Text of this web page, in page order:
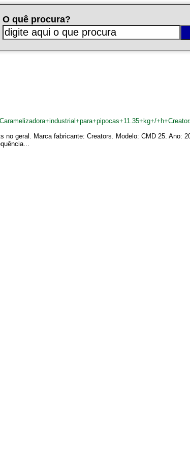
O quê procura?
no geral. Marca fabricante: Creators. Modelo: CMD 25. Ano: